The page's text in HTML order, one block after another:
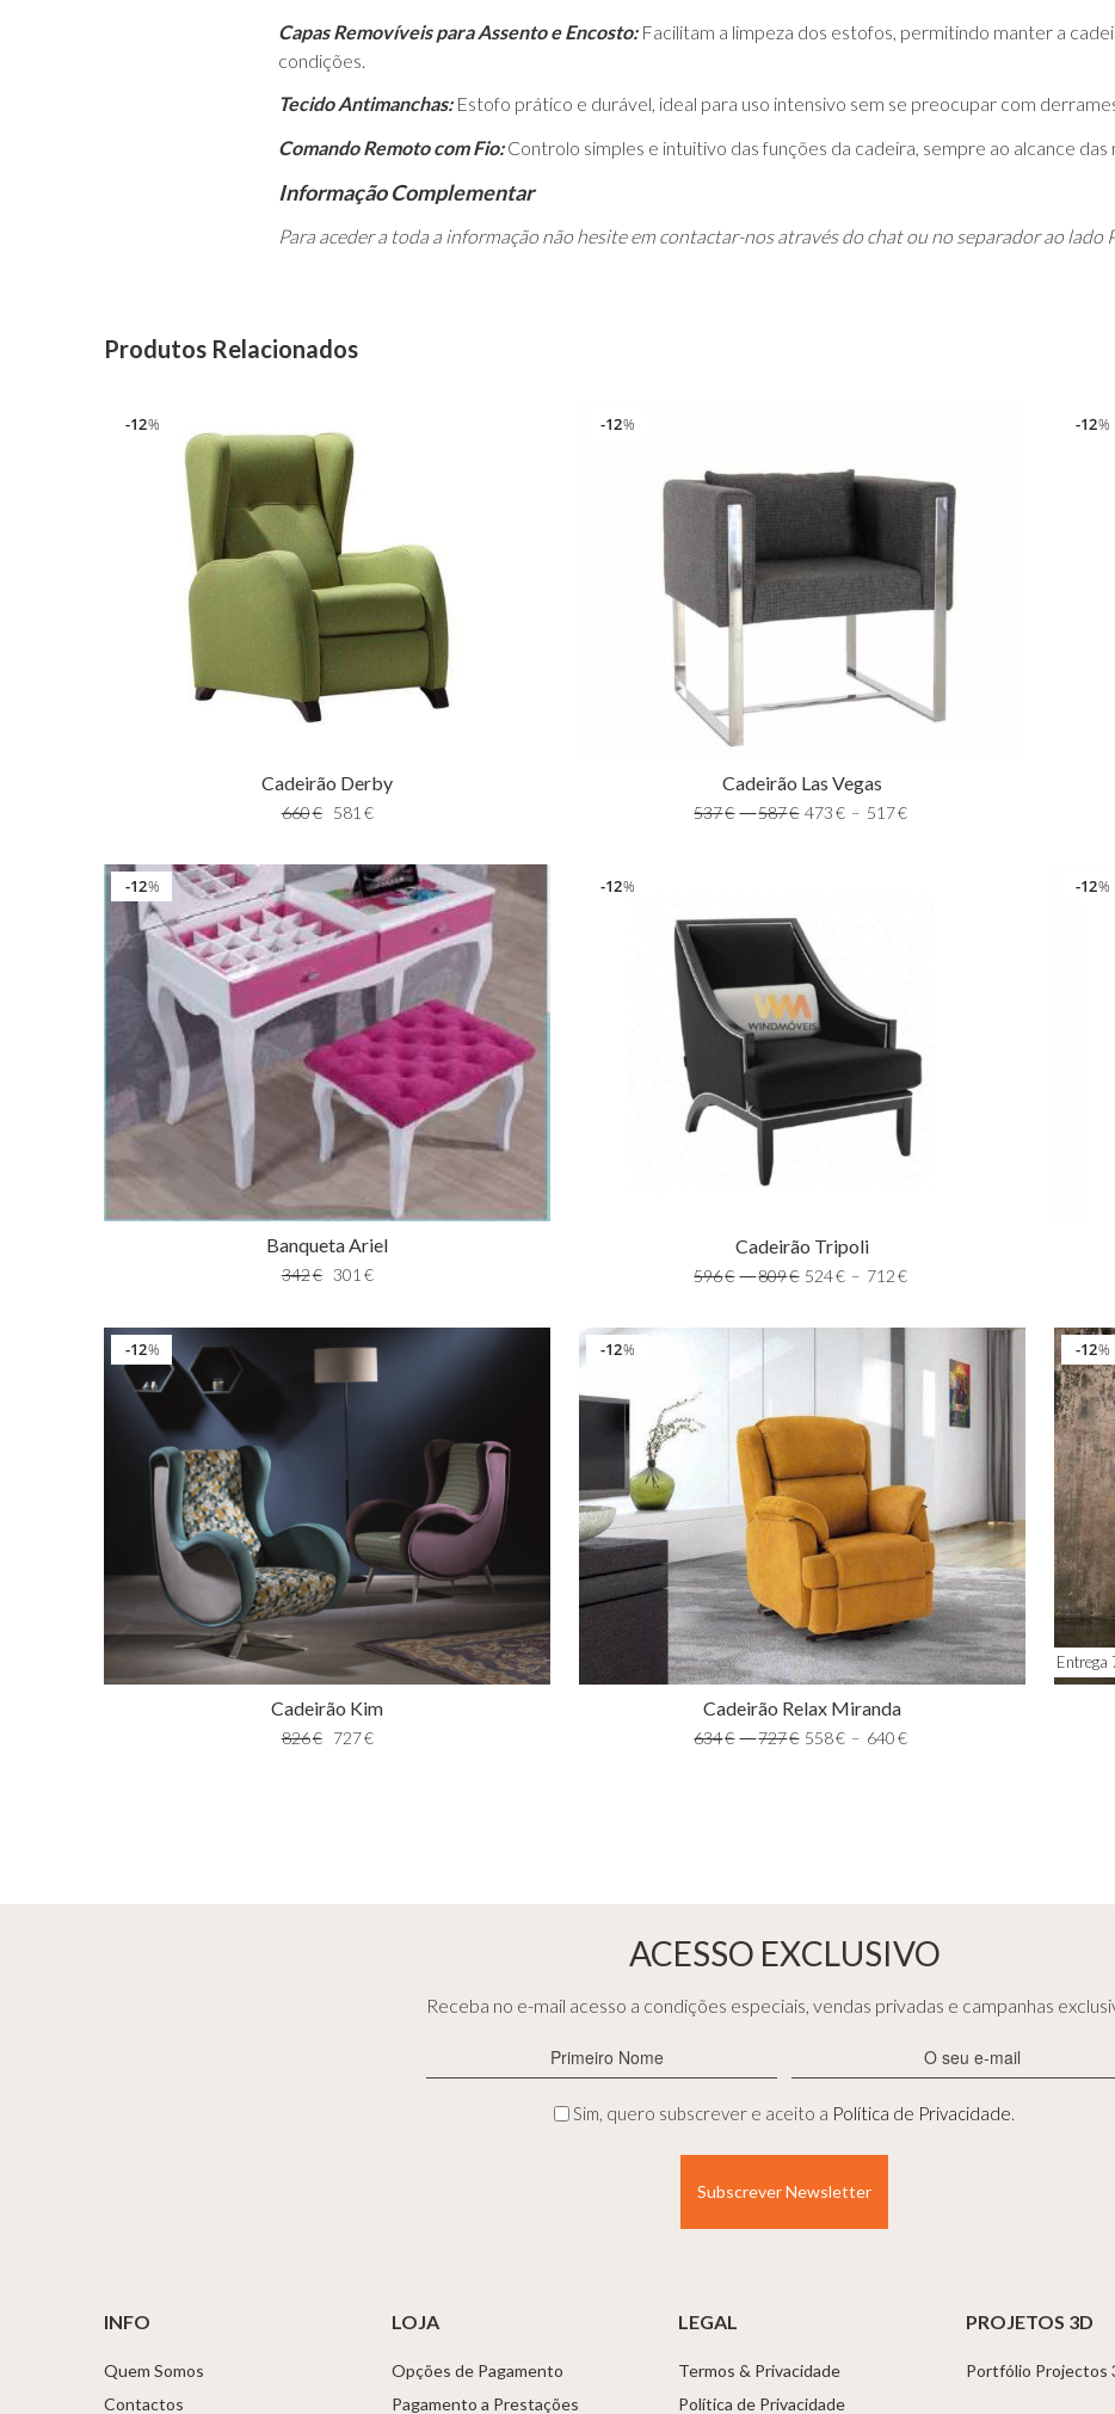
Capas Removíveis para Assento e Encosto:Facilitam a limpeza dos estofos, permitindo manter a
condições.
Tecido Antimanchas:Estofo prático e durável, ideal para uso intensivo sem se preocupar com
Comando Remoto com Fio:Controlo simples e intuitivo das funções da cadeira, sempre ao alcance das
Informação Complementar
Para aceder a toda a informação não hesite em contactar-nos através do chat ou no separador ao lado
Produtos Relacionados
%
12
Cadeirão Derby
660€ 581 €
%
12
Cadeirão Las Vegas
537€ –587€ 473 € – 517€
%
12
%
12
Banqueta Ariel
342€ 301€
%
12
Cadeirão Tripoli
596€ –809€ 524€ – 712 €
%
12
%
12
Cadeirão Kim
826€ 727€
%
12
Cadeirão Relax Miranda
634€ –727€ 558€ – 640 €
Entrega
%
12
ACESSO EXCLUSIVO
Receba no e-mail acesso a condições especiais, vendas privadas e campanhas
Primeiro
Nome
(Obrigatório)
mail
(Obrigatório)
Privacidade
Sim, quero subscrever e aceito a Política de Privacidade.
INFO
Quem Somos
Contactos
LOJA
Opções de Pagamento
Pagamento a Prestações
LEGAL
Termos & Privacidade
Política de Privacidade
PROJETOS 3D
Portfólio Projectos